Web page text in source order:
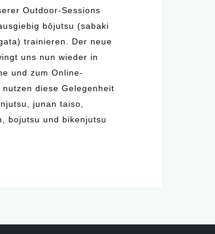
Outdoor-Sessions
bōjutsu (sabaki
trainieren. Der neue
uns nun wieder in
und zum Online-
diese Gelegenheit
junan taiso,
bojutsu und bikenjutsu